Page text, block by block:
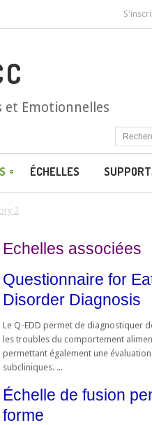
et Emotionnelles
ÉCHELLES
2
Echelles associées
Questionnaire for
Disorder Diagnosis
Le Q-EDD permet de diagnostiquer
les troubles du comportement
permettant également une
subcliniques. ...
Échelle de fusion
forme